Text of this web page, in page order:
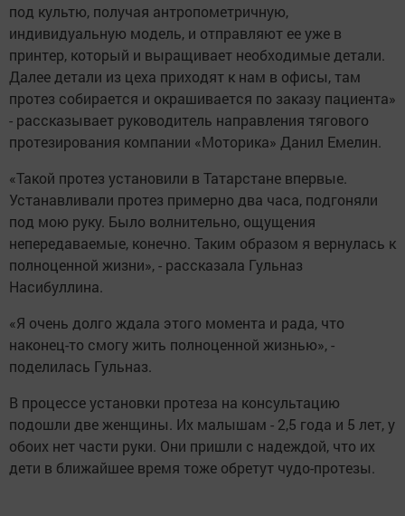
под культю, получая антропометричную,
индивидуальную модель, и отправляют ее уже в
принтер, который и выращивает необходимые детали.
Далее детали из цеха приходят к нам в офисы, там
протез собирается и окрашивается по заказу пациента»
- рассказывает руководитель направления тягового
протезирования компании «Моторика» Данил Емелин.
«Такой протез установили в Татарстане впервые.
Устанавливали протез примерно два часа, подгоняли
под мою руку. Было волнительно, ощущения
непередаваемые, конечно. Таким образом я вернулась к
полноценной жизни», - рассказала Гульназ
Насибуллина.
«Я очень долго ждала этого момента и рада, что
наконец-то смогу жить полноценной жизнью», -
поделилась Гульназ.
В процессе установки протеза на консультацию
подошли две женщины. Их малышам - 2,5 года и 5 лет, у
обоих нет части руки. Они пришли с надеждой, что их
дети в ближайшее время тоже обретут чудо-протезы.